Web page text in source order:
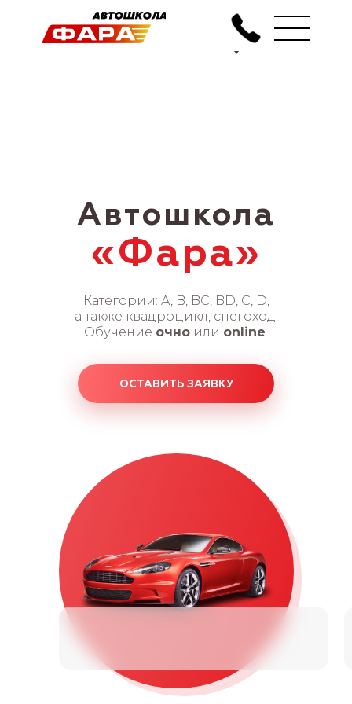
Автошкола
Категории: A, B, BC, BD, C, D,
а также квадроцикл, снегоход.
Обучение очно или online.
ОСТАВИТЬ ЗАЯВКУ
«Фара»